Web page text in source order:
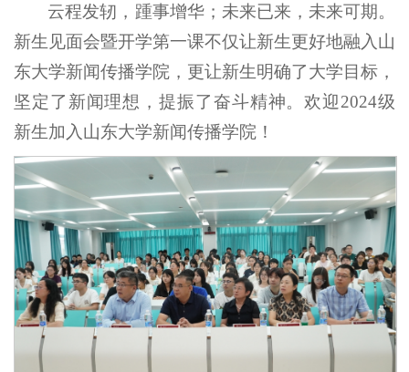
云程发轫，踵事增华；未来已来，未来可期。
新生见面会暨开学第一课不仅让新生更好地融入山
东大学新闻传播学院，更让新生明确了大学目标，
坚定了新闻理想，提振了奋斗精神。欢迎2024级
新生加入山东大学新闻传播学院！